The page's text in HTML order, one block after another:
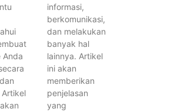
Anda
Artikel
informasi,
berkomunikasi,
dan melakukan
banyak hal
lainnya. Artikel
ini akan
memberikan
penjelasan
yang